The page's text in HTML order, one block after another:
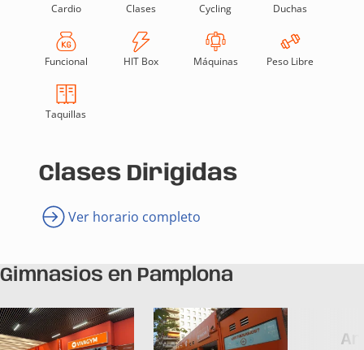
Cardio Clases Cycling Duchas
Funcional HIT Box Máquinas Peso Libre
Taquillas
Clases Dirigidas
Ver horario completo
Gimnasios en Pamplona